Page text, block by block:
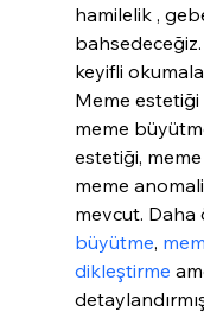
hamilelik ,
bahsedeceğiz.
keyifli
Meme
meme
estetiği,
meme
mevcut. Daha
büyütme,
dikleştirme